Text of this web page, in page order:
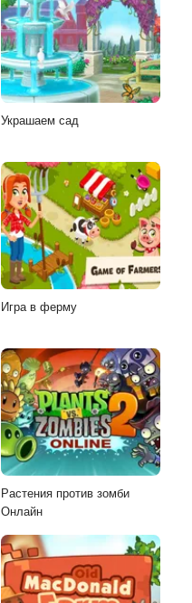
Украшаем сад
Игра в ферму
Растения против зомби
Онлайн